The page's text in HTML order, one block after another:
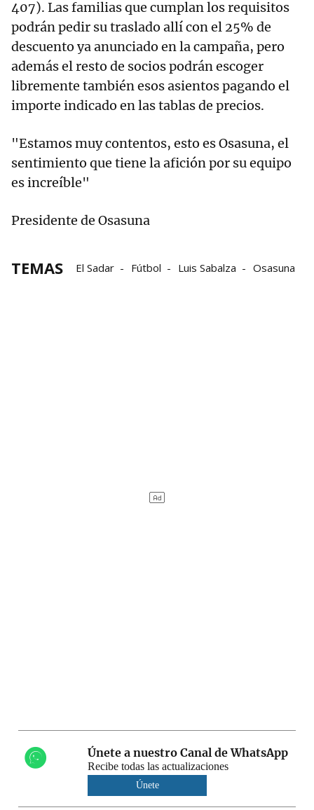
407). Las familias que cumplan los requisitos
podrán pedir su traslado allí con el 25% de
descuento ya anunciado en la campaña, pero
además el resto de socios podrán escoger
libremente también esos asientos pagando el
importe indicado en las tablas de precios.
"Estamos muy contentos, esto es Osasuna, el
sentimiento que tiene la afición por su equipo
es increíble"
Presidente de Osasuna
TEMAS El Sadar Fútbol Luis Sabalza Osasuna
Únete a nuestro Canal de WhatsApp
Recibe todas las actualizaciones
Únete